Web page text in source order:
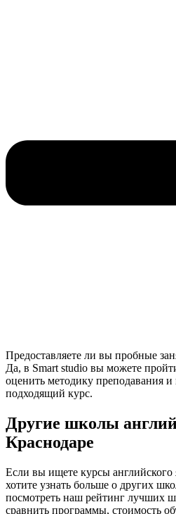
Предоставляете ли вы пробные
Да, в Smart studio вы можете
оценить методику преподавания и
подходящий курс.
Другие школы
Краснодаре
Если вы ищете курсы английского
хотите узнать больше о других
посмотреть наш рейтинг лучших
сравнить программы, стоимость